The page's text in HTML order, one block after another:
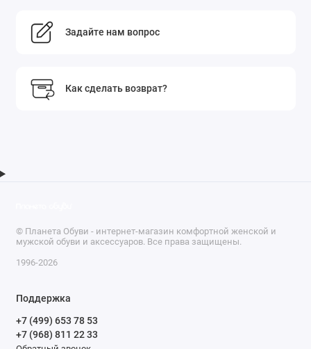
Задайте нам вопрос
Как сделать возврат?
© Планета Обуви - интернет-магазин комфортной женской и
мужской обуви и аксессуаров. Все права защищены.
1996-2026
Поддержка
+7 (499) 653 78 53
+7 (968) 811 22 33